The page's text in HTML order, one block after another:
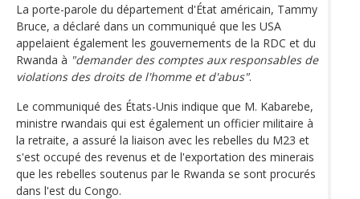
La porte-parole du département d'État américain, Tammy
Bruce, a déclaré dans un communiqué que les USA
appelaient également les gouvernements de la RDC et du
Rwanda à "demander des comptes aux responsables de
violations des droits de l'homme et d'abus".
Le communiqué des États-Unis indique que M. Kabarebe,
ministre rwandais qui est également un officier militaire à
la retraite, a assuré la liaison avec les rebelles du M23 et
s'est occupé des revenus et de l'exportation des minerais
que les rebelles soutenus par le Rwanda se sont procurés
dans l'est du Congo.